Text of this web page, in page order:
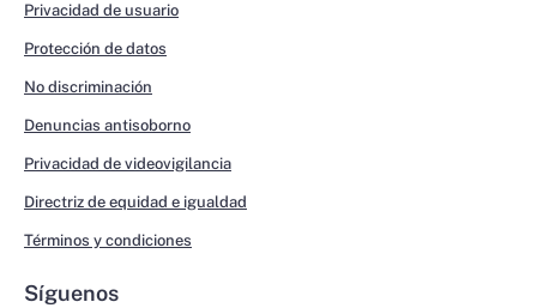
Privacidad de usuario
Protección de datos
No discriminación
Denuncias antisoborno
Privacidad de videovigilancia
Directriz de equidad e igualdad
Términos y condiciones
Síguenos